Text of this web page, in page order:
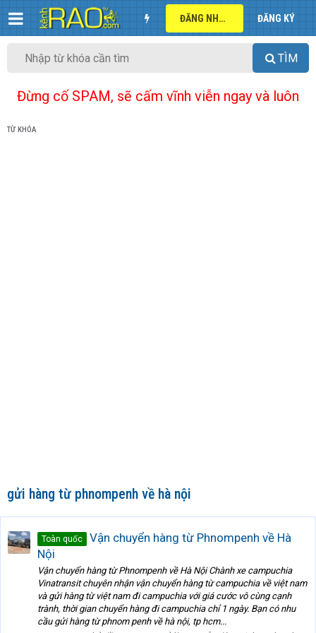
ĐĂNG NHẬP ĐĂNG KÝ
TÌM
Đừng cố SPAM, sẽ cấm vĩnh viễn ngay và luôn
TỪ KHÓA
gửi hàng từ phnompenh về hà nội
Toàn quốc
Vận chuyển hàng từ Phnompenh về Hà
Nội
Vận chuyển hàng từ Phnompenh về Hà Nội Chành xe campuchia
Vinatransit chuyên nhận vận chuyển hàng từ campuchia về việt nam
và gửi hàng từ việt nam đi campuchia với giá cước vô cùng cạnh
trành, thời gian chuyển hàng đi campuchia chỉ 1 ngày. Bạn có nhu
cầu gửi hàng từ phnom penh về hà nội, tp hcm...